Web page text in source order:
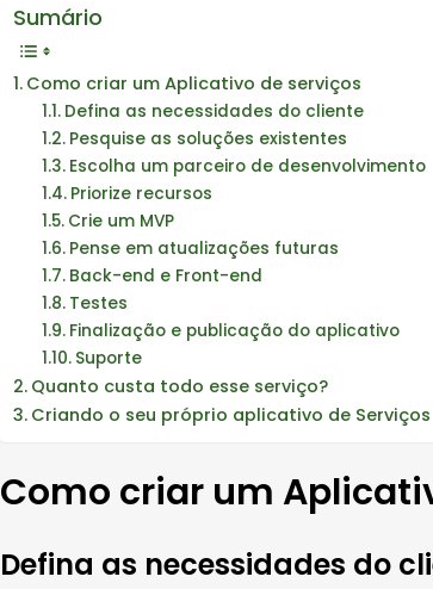
Sumário
Como criar um Aplicativo de serviços
Defina as necessidades do cliente
Pesquise as soluções existentes
Escolha um parceiro de desenvolvimento
Priorize recursos
Crie um MVP
Pense em atualizações futuras
Back-end e Front-end
Testes
Finalização e publicação do aplicativo
Suporte
Quanto custa todo esse serviço?
Criando o seu próprio aplicativo de Serviços
Como criar um
Defina as necessidades do